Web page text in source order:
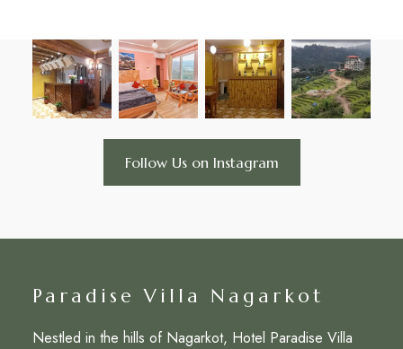
Follow Us on Instagram
Paradise Villa Nagarkot
Nestled in the hills of Nagarkot, Hotel Paradise Villa